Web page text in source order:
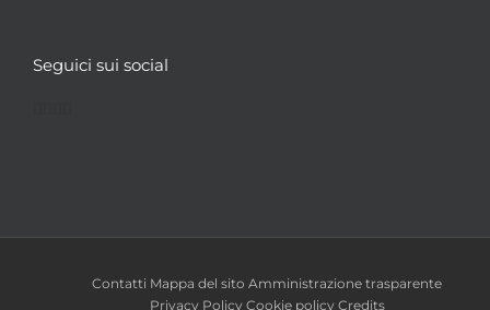
Seguici sui social
Contatti Mappa del sito Amministrazione trasparente
Privacy Policy Cookie policy Credits